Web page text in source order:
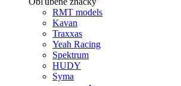
RMT models
Kavan
Traxxas
Yeah Racing
Spektrum
HUDY
Syma